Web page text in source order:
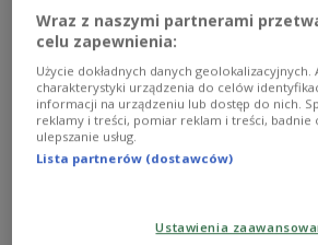
Żorro, czyli budynek
mieszkańcom.
polskich architektów
prestiżową nagrodę World Design
Powstający w Żorach obiekt został
Wraz z naszymi partnerami
celu zapewnienia:
Użycie dokładnych danych geolokalizacyjnych.
charakterystyki urządzenia do celów
informacji na urządzeniu lub dostęp do nich.
reklamy i treści, pomiar reklam i treści,
ulepszanie usług.
Lista partnerów (dostawców)
Ustawienia